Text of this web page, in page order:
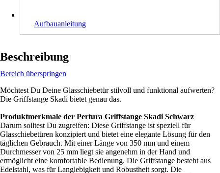
Aufbauanleitung
Beschreibung
Bereich überspringen
Möchtest Du Deine Glasschiebetür stilvoll und funktional aufwerten?
Die Griffstange Skadi bietet genau das.
Produktmerkmale der Pertura Griffstange Skadi Schwarz
Darum solltest Du zugreifen: Diese Griffstange ist speziell für
Glasschiebetüren konzipiert und bietet eine elegante Lösung für den
täglichen Gebrauch. Mit einer Länge von 350 mm und einem
Durchmesser von 25 mm liegt sie angenehm in der Hand und
ermöglicht eine komfortable Bedienung. Die Griffstange besteht aus
Edelstahl, was für Langlebigkeit und Robustheit sorgt. Die